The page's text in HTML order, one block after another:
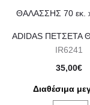
IR6241
35,00€
Διαθέσιμα